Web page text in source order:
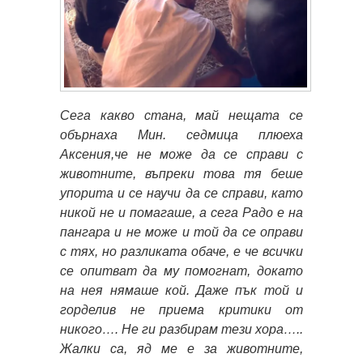
Сега какво стана, май нещата се
обърнаха Мин. седмица плюеха
Аксения,че не може да се справи с
животните, въпреки това тя беше
упорита и се научи да се справи, като
никой не и помагаше, а сега Радо е на
пангара и не може и той да се оправи
с тях, но разликата обаче, е че всички
се опитват да му помогнат, докато
на нея нямаше кой. Даже пък той и
горделив не приема критики от
никого…. Не ги разбирам тези хора…..
Жалки са, яд ме е за животните,